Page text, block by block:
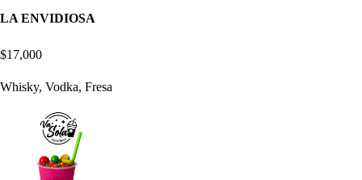
LA ENVIDIOSA
$17,000
Whisky, Vodka, Fresa